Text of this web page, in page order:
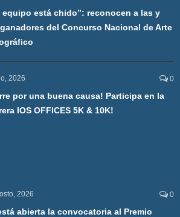
equipo está chido”: reconocen a las y
del Concurso Nacional de Arte
2026 0
por una buena causa! Participa en la
IOS OFFICES 5K & 10K!
2026 0
abierta la convocatoria al Premio